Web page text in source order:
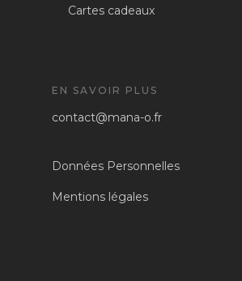
Cartes cadeaux
EN SAVOIR PLUS
contact@mana-o.fr
Données Personnelles
Mentions légales